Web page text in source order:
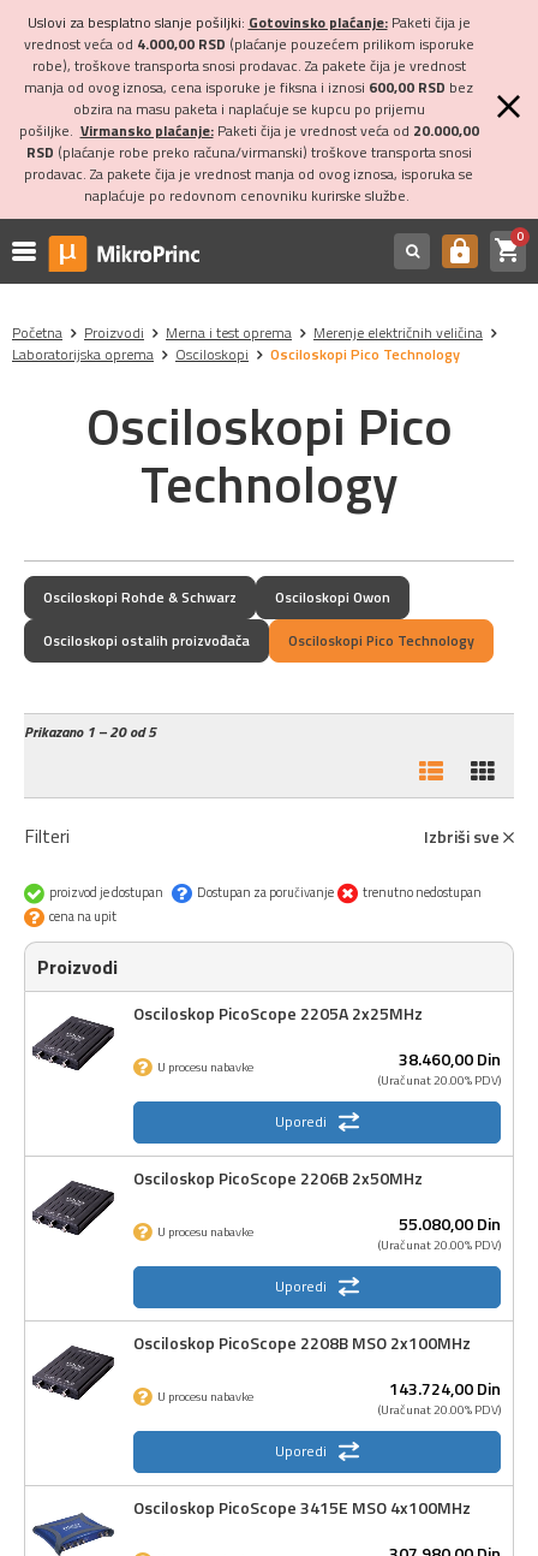
Uslovi za besplatno slanje pošiljki: Gotovinsko plaćanje:Paketi čija je
vrednost veća od 4.000,00 RSD (plaćanje pouzećem prilikom isporuke
robe), troškove transporta snosi prodavac. Za pakete čija je vrednost
manja od ovog iznosa, cena isporuke je fiksna i iznosi 600,00 RSD bez
obzira na masu paketa i naplaćuje se kupcu po prijemu
pošiljke. Virmansko plaćanje:Paketi čija je vrednost veća od 20.000,00
RSD (plaćanje robe preko računa/virmanski) troškove transporta snosi
prodavac. Za pakete čija je vrednost manja od ovog iznosa, isporuka se
naplaćuje po redovnom cenovniku kurirske službe.
https shopping_cart0
Početna Proizvodi Merna i test oprema
Merenje električnih veličina
Laboratorijska oprema
Osciloskopi Osciloskopi Pico Technology
Osciloskopi Pico
Technology
Osciloskopi Rohde & Schwarz
Osciloskopi Owon
Osciloskopi ostalih proizvođača
Osciloskopi Pico Technology
Prikazano1 – 20 od 5
Filteri Izbriši sve
proizvod je dostupan Dostupan za poručivanje
trenutno nedostupan
cena na upit
Proizvodi
Osciloskop PicoScope 2205A 2x25MHz
38.460,00Din
(Uračunat 20.00% PDV)
U procesu nabavke
Uporedi
Osciloskop PicoScope 2206B 2x50MHz
55.080,00Din
(Uračunat 20.00% PDV)
U procesu nabavke
Uporedi
Osciloskop PicoScope 2208B MSO 2x100MHz
143.724,00Din
(Uračunat 20.00% PDV)
U procesu nabavke
Uporedi
Osciloskop PicoScope 3415E MSO 4x100MHz